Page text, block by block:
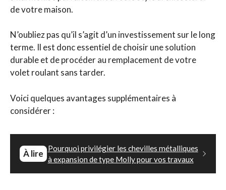
de votre maison.
N’oubliez pas qu’il s’agit d’un investissement sur le long
terme. Il est donc essentiel de choisir une solution
durable et de procéder au remplacement de votre
volet roulant sans tarder.
Voici quelques avantages supplémentaires à
considérer :
À lire
Pourquoi privilégier les chevilles métalliques
à expansion de type Molly pour vos travaux